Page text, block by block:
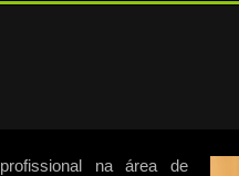
na área de